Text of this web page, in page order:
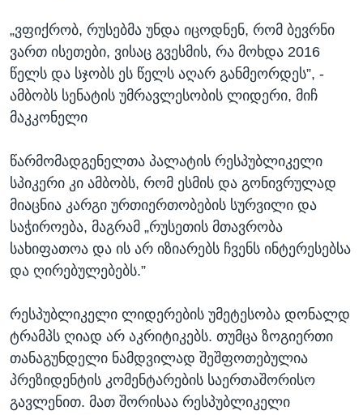
„ვფიქრობ, რუსებმა უნდა იცოდნენ, რომ ბევრნი
ვართ ისეთები, ვისაც გვესმის, რა მოხდა 2016
წელს და სჯობს ეს წელს აღარ განმეორდეს”, -
ამბობს სენატის უმრავლესობის ლიდერი, მიჩ
მაკკონელი
წარმომადგენელთა პალატის რესპუბლიკელი
სპიკერი კი ამბობს, რომ ესმის და გონივრულად
მიაცნია კარგი ურთიერთობების სურვილი და
საჭიროება, მაგრამ „რუსეთის მთავრობა
სახიფათოა და ის არ იზიარებს ჩვენს ინტერესებსა
და ღირებულებებს.”
რესპუბლიკელი ლიდერების უმეტესობა დონალდ
ტრამპს ღიად არ აკრიტიკებს. თუმცა ზოგიერთი
თანაგუნდელი ნამდვილად შეშფოთებულია
პრეზიდენტის კომენტარების საერთაშორისო
გავლენით. მათ შორისაა რესპუბლიკელი